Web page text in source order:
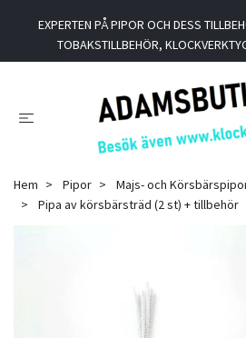
EXPERTEN PÅ PIPOR OCH DESS
TOBAKSTILLBEHÖR,
Hem Pipor
Majs- och
Pipa av körsbärsträd (2 st) + tillbehör